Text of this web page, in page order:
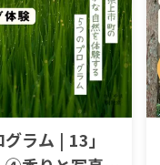
ラム | 13」